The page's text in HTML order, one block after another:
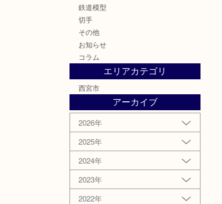
鉄道模型
切手
その他
お知らせ
コラム
エリアカテゴリ
西宮市
アーカイブ
2026年
2025年
2024年
2023年
2022年